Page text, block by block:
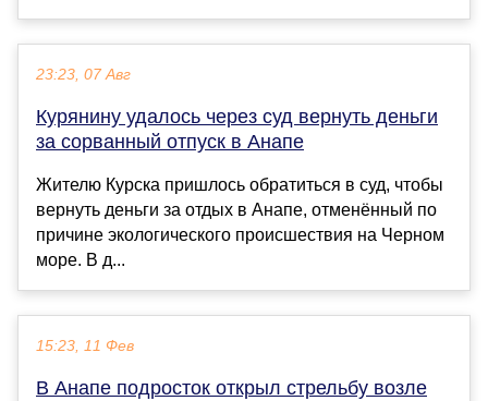
23:23, 07 Авг
Курянину удалось через суд вернуть деньги
за сорванный отпуск в Анапе
Жителю Курска пришлось обратиться в суд, чтобы
вернуть деньги за отдых в Анапе, отменённый по
причине экологического происшествия на Черном
море. В д...
15:23, 11 Фев
В Анапе подросток открыл стрельбу возле